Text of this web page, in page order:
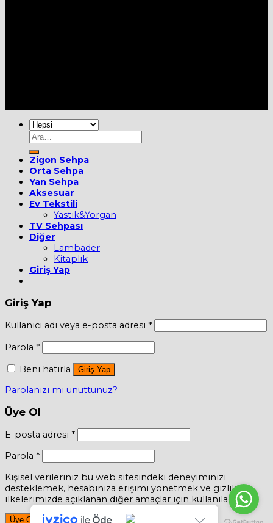
Ara:
Zigon Sehpa
Orta Sehpa
Yan Sehpa
Aksesuar
Ev Tekstili
Yastık&Yorgan
TV Sehpası
Diğer
Lambader
Kitaplık
Giriş Yap
Giriş Yap
Kullanıcı adı veya e-posta adresi *
Parola *
Beni hatırla Giriş Yap
Parolanızı mı unuttunuz?
Üye Ol
E-posta adresi *
Parola *
Kişisel verileriniz bu web sitesindeki deneyiminizi
desteklemek, hesabınıza erişimi yönetmek ve gizlilik
ilkelerimizde açıklanan diğer amaçlar için kullanılacaktır.
Üye Ol